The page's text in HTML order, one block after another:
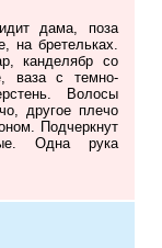
дама, поза
на бретельках.
канделябр со
ваза с темно-
Волосы
другое плечо
Подчеркнут
Одна рука